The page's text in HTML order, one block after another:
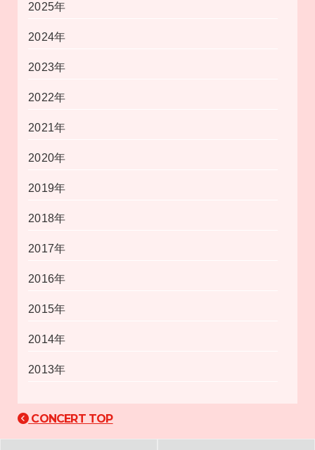
2025年
2024年
2023年
2022年
2021年
2020年
2019年
2018年
2017年
2016年
2015年
2014年
2013年
CONCERT TOP